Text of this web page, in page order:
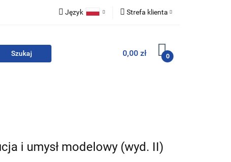
Język Strefa klienta
Zarejestruj się
0,00 zł 0
i umysł modelowy (wyd. II)